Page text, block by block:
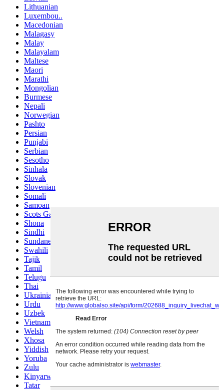
Lithuanian
Luxembou..
Macedonian
Malagasy
Malay
Malayalam
Maltese
Maori
Marathi
Mongolian
Burmese
Nepali
Norwegian
Pashto
Persian
Punjabi
Serbian
Sesotho
Sinhala
Slovak
Slovenian
Somali
Samoan
Scots Gaelic
Shona
Sindhi
Sundanese
Swahili
Tajik
Tamil
Telugu
Thai
Ukrainian
Urdu
Uzbek
Vietnamese
Welsh
Xhosa
Yiddish
Yoruba
Zulu
Kinyarwanda
Tatar